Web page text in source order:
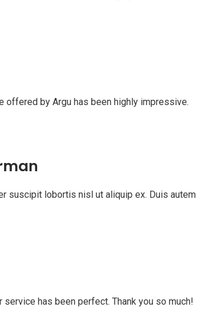
by Argu has been highly impressive.
suscipit lobortis nisl ut aliquip ex. Duis autem
has been perfect. Thank you so much!